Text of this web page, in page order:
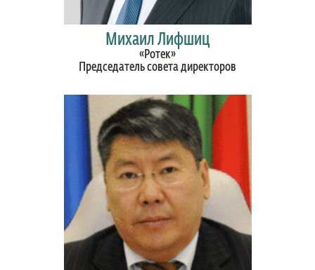
Михаил Лифшиц
«Ротек»
Председатель совета директоров